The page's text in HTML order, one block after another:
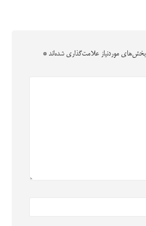
بخش‌های موردنیاز علامت‌گذاری شده‌اند *